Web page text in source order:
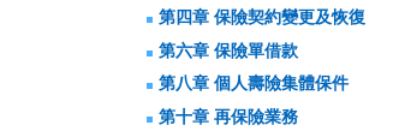
第四章 保險契約變更及恢復
第六章 保險單借款
第八章 個人壽險集體保件
第十章 再保險業務